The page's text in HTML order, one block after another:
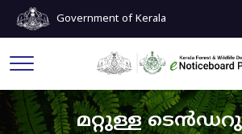
Government of Kerala
മറ്റുള്ള